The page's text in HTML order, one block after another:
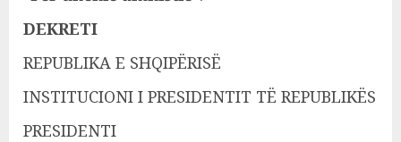
DEKRETI
REPUBLIKA E SHQIPËRISË
INSTITUCIONI I PRESIDENTIT TË REPUBLIKËS
PRESIDENTI